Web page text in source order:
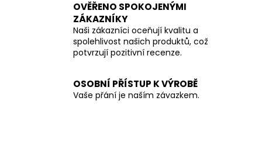
OVĚŘENO SPOKOJENÝMI
ZÁKAZNÍKY
Naši zákazníci oceňují kvalitu a
spolehlivost našich produktů, což
potvrzují pozitivní recenze.
OSOBNÍ PŘÍSTUP K VÝROBĚ
Vaše přání je naším závazkem.